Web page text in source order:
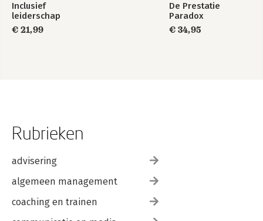
Inclusief
leiderschap
€ 21,99
De Prestatie
Paradox
€ 34,95
Rubrieken
advisering
algemeen management
coaching en trainen